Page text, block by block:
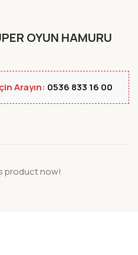
OYUN HAMURU
Arayın: 0536 833 16 00
product now!